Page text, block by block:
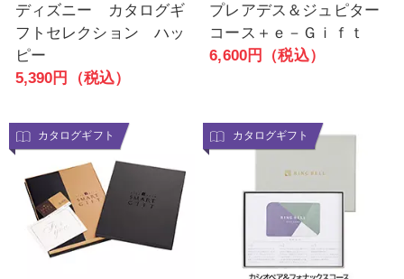
ディズニー カタログギ
フトセレクション ハッ
ピー
5,390円（税込）
プレアデス＆ジュピター
コース＋ｅ－Ｇｉｆｔ
6,600円（税込）
カタログギフト カタログギフト